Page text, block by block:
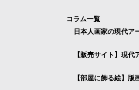
コラム一覧
日本人画家の現代ア
【販売サイト】現
【部屋に飾る絵】